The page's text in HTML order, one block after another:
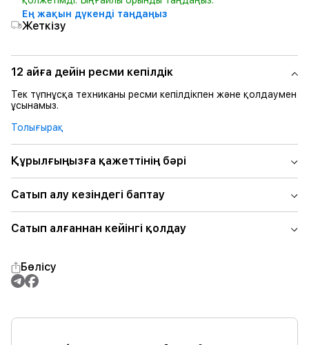
Ең жақын дүкенді таңдаңыз
Жеткізу
12 айға дейін ресми кепілдік
Тек түпнұсқа техниканы ресми кепілдікпен және қолдаумен
ұсынамыз.
Толығырақ
Құрылғыңызға қажеттінің бәрі
Сатып алу кезіндегі баптау
Сатып алғаннан кейінгі қолдау
Бөлісу